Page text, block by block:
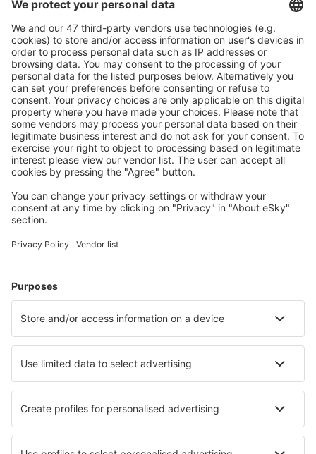
Rezervare fără griji cu opțiune gratuită de anulare.
Economiseşte mai mult
Prețuri atractive și oferte speciale pentru utilizatorii
conectați.
Cazarea preferată
Alege din peste 1,3 mil. de opţiuni: hoteluri, cabane,
apartamente și altele.
Cele mai căutate cazări de către utilizatorii eSky
Cazare în Turcia - Orașe populare
Cazare în Antalya
Cazare în Kucukkuyu Cazare în Akyaka
Cazare în Alanya Cazare în Bafra
Cele mai bune locuri de cazare - orașe
Cazare în Vetrni Cazare Magyarszerdahely
Cazare Kalupana Cazare în Segrate